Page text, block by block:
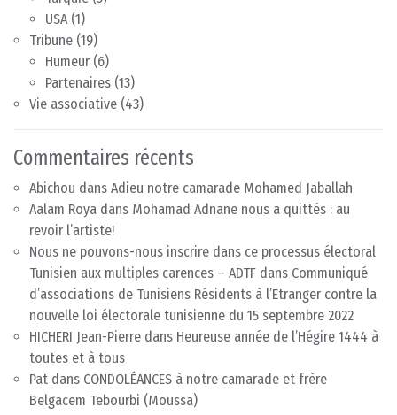
USA (1)
Tribune (19)
Humeur (6)
Partenaires (13)
Vie associative (43)
Commentaires récents
Abichou dans Adieu notre camarade Mohamed Jaballah
Aalam Roya dans Mohamad Adnane nous a quittés : au
revoir l’artiste!
Nous ne pouvons-nous inscrire dans ce processus électoral
Tunisien aux multiples carences – ADTF dans Communiqué
d’associations de Tunisiens Résidents à l’Etranger contre la
nouvelle loi électorale tunisienne du 15 septembre 2022
HICHERI Jean-Pierre dans Heureuse année de l’Hégire 1444 à
toutes et à tous
Pat dans CONDOLÉANCES à notre camarade et frère
Belgacem Tebourbi (Moussa)